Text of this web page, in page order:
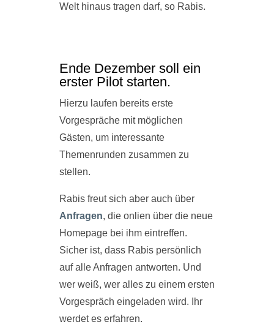
Welt hinaus tragen darf, so Rabis.
Ende Dezember soll ein
erster Pilot starten.
Hierzu laufen bereits erste
Vorgespräche mit möglichen
Gästen, um interessante
Themenrunden zusammen zu
stellen.
Rabis freut sich aber auch über
Anfragen, die onlien über die neue
Homepage bei ihm eintreffen.
Sicher ist, dass Rabis persönlich
auf alle Anfragen antworten. Und
wer weiß, wer alles zu einem ersten
Vorgespräch eingeladen wird. Ihr
werdet es erfahren.